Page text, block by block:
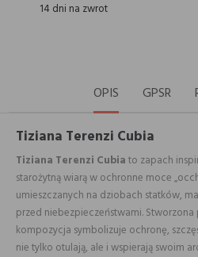
14 dni na zwrot
OPIS GPSR
Tiziana Terenzi Cubia
Tiziana Terenzi Cubiato zapach
starożytną wiarą w ochronne moce
umieszczanych na dziobach statków,
przed niebezpieczeństwami. Stworzona
kompozycja symbolizuje ochronę,
nie tylko otulają, ale i wspierają swoim